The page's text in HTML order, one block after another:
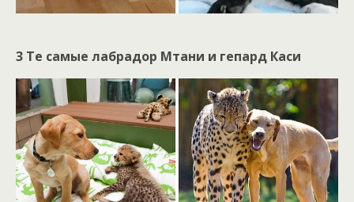
3 Те самые лабрадор Мтани и гепард Каси